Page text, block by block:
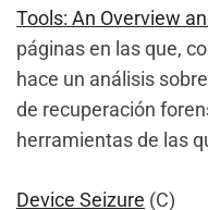
Tools: An Overview
páginas en las que,
hace un análisis
de recuperación
herramientas de las
Device Seizure (C)